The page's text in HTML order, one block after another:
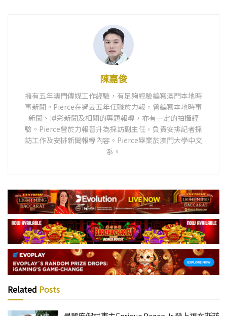
陳嘉俊
擁有五年澳門傳媒工作經驗，有足夠經驗編寫澳門本地時
事新聞。Pierce在過去五年任職於力報，曾編寫本地時事
新聞、博彩新聞及相關的專題報導，亦有一定的拍攝經
驗。Pierce曾於力報晉升為採訪副主任，負責安排記者採
訪工作及安排新聞報導內容。Pierce畢業於澳門大學中文
系。
Related Posts